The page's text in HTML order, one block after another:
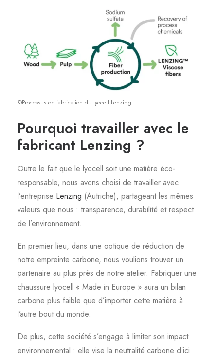
©Processus de fabrication du lyocell Lenzing
Pourquoi travailler avec le
fabricant Lenzing ?
Outre le fait que le lyocell soit une matière éco-
responsable, nous avons choisi de travailler avec
l’entreprise Lenzing (Autriche), partageant les mêmes
valeurs que nous : transparence, durabilité et respect
de l’environnement.
En premier lieu, dans une optique de réduction de
notre empreinte carbone, nous voulions trouver un
partenaire au plus près de notre atelier. Fabriquer une
chaussure lyocell « Made in Europe » aura un bilan
carbone plus faible que d’importer cette matière à
l’autre bout du monde.
De plus, cette société s’engage à limiter son impact
environnemental : elle vise la neutralité carbone d’ici